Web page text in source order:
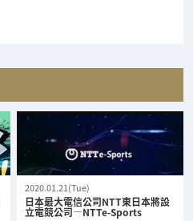
2020.01.21(Tue)
日本最大電信公司NTT東日本將設
立電競公司—NTTe-Sports